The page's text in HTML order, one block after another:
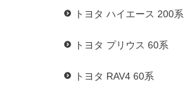
トヨタ ハイエース 200系
トヨタ プリウス 60系
トヨタ RAV4 60系